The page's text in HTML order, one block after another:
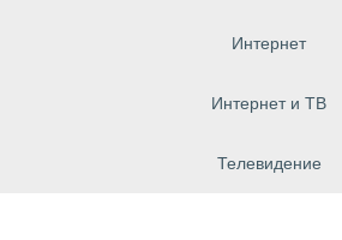
Интернет
Интернет и ТВ
Телевидение